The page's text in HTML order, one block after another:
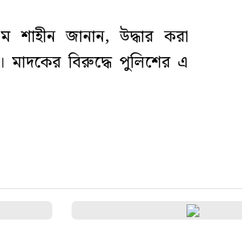
শাহীন জানান, উদ্ধার করা
বিরুদ্ধে পুলিশের এ